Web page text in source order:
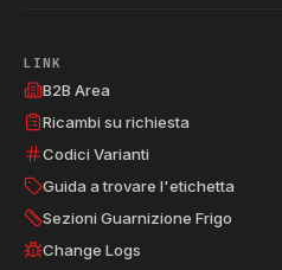
LINK
B2B Area
Ricambi su richiesta
Codici Varianti
Guida a trovare l'etichetta
Sezioni Guarnizione Frigo
Change Logs